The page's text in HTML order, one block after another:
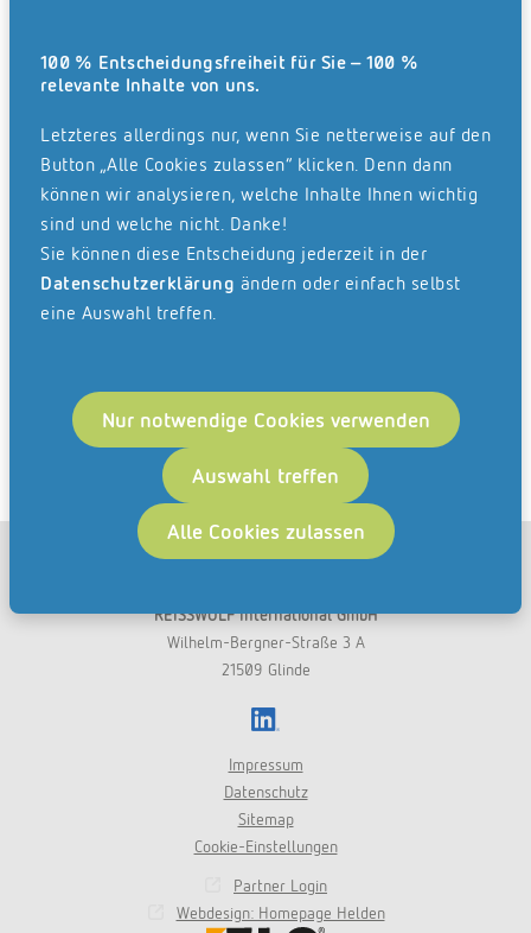
100 % Entscheidungsfreiheit für Sie – 100 %
relevante Inhalte von uns.
Letzteres allerdings nur, wenn Sie netterweise auf den
Button „Alle Cookies zulassen“ klicken. Denn dann
können wir analysieren, welche Inhalte Ihnen wichtig
sind und welche nicht. Danke!
Sie können diese Entscheidung jederzeit in der
Datenschutzerklärung ändern oder einfach selbst
eine Auswahl treffen.
Alle Cookies zulassen
Auswahl treffen
Nur notwendige Cookies verwenden
Beratungstermin Post-Scanservice
Beratungstermin
für ELO ECM Suite & Solutions
(ELO Invoice, ELO Contract, ELO HR Personnel File, ELO Recruiting
etc.)
Beratungstermin
für die REISSWOLF dok. suite.
REISSWOLF International GmbH
Wilhelm-Bergner-Straße 3 A
21509 Glinde
Impressum
Datenschutz
Sitemap
Cookie-Einstellungen
Partner Login
Webdesign: Homepage Helden